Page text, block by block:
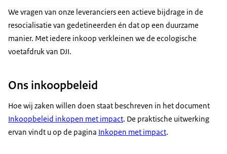
We vragen van onze leveranciers een actieve bijdrage in de
resocialisatie van gedetineerden én dat op een duurzame
manier. Met iedere inkoop verkleinen we de ecologische
voetafdruk van DJI.
Ons inkoopbeleid
Hoe wij zaken willen doen staat beschreven in het document
Inkoopbeleid inkopen met impact. De praktische uitwerking
ervan vindt u op de pagina Inkopen met impact.